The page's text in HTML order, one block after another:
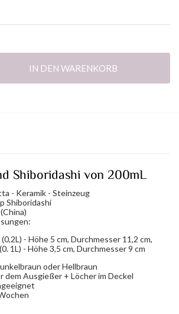
IN DEN WARENKORB
Shiboridashi von 200mL
- Keramik - Steinzeug
Shiboridashi
- Höhe 5 cm, Durchmesser 11,2 cm,
1L) - Höhe 3,5 cm, Durchmesser 9 cm
oder Hellbraun
dem Ausgießer + Löcher im Deckel